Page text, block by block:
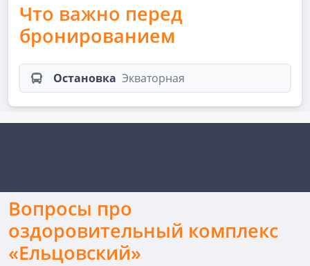
Что важно перед
бронированием
Остановка Экваторная
Вопросы про
оздоровительный комплекс
«Ельцовский»